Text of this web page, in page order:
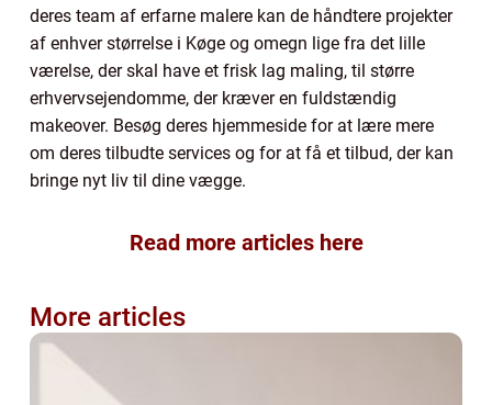
deres team af erfarne malere kan de håndtere projekter
af enhver størrelse i Køge og omegn lige fra det lille
værelse, der skal have et frisk lag maling, til større
erhvervsejendomme, der kræver en fuldstændig
makeover. Besøg deres hjemmeside for at lære mere
om deres tilbudte services og for at få et tilbud, der kan
bringe nyt liv til dine vægge.
Read more articles here
More articles